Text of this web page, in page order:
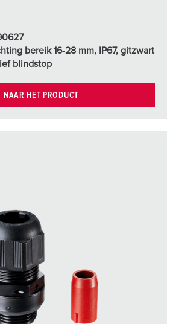
bereik 16-28 mm, IP67, gitzwart
blindstop
NAAR HET PRODUCT